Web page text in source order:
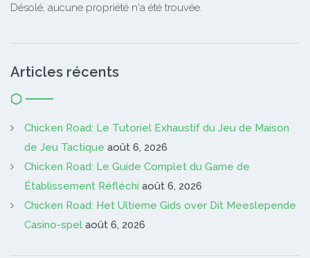
Désolé, aucune propriété n'a été trouvée.
Articles récents
Chicken Road: Le Tutoriel Exhaustif du Jeu de Maison
de Jeu Tactique août 6, 2026
Chicken Road: Le Guide Complet du Game de
Établissement Réfléchi août 6, 2026
Chicken Road: Het Ultieme Gids over Dit Meeslepende
Casino-spel août 6, 2026